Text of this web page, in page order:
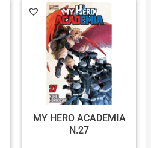
MY HERO ACADEMIA
N.27